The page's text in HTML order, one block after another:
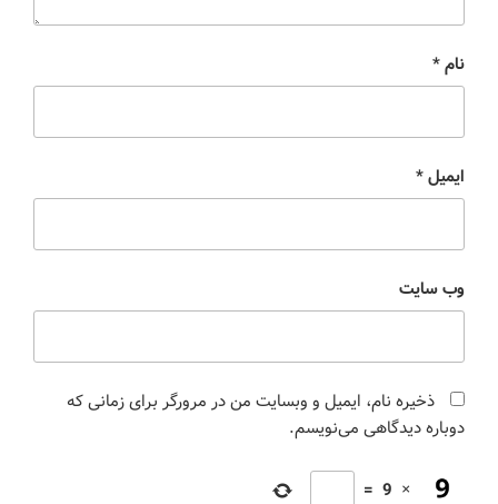
نام*
ایمیل*
وب‌ سایت
ذخیره نام، ایمیل و وبسایت من در مرورگر برای زمانی که
دوباره دیدگاهی می‌نویسم.
×
9
=